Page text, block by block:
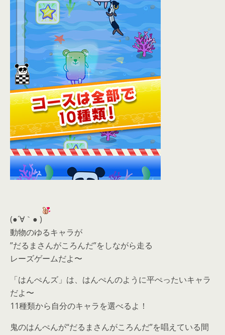
(●´∀｀● )
動物のゆるキャラが
”だるまさんがころんだ”をしながら走る
レーズゲームだよ〜
「はんぺんズ」は、はんぺんのように平ぺったいキャラ
だよ〜
11種類から自分のキャラを選べるよ！
鬼のはんぺんが“だるまさんがころんだ”を唱えている間